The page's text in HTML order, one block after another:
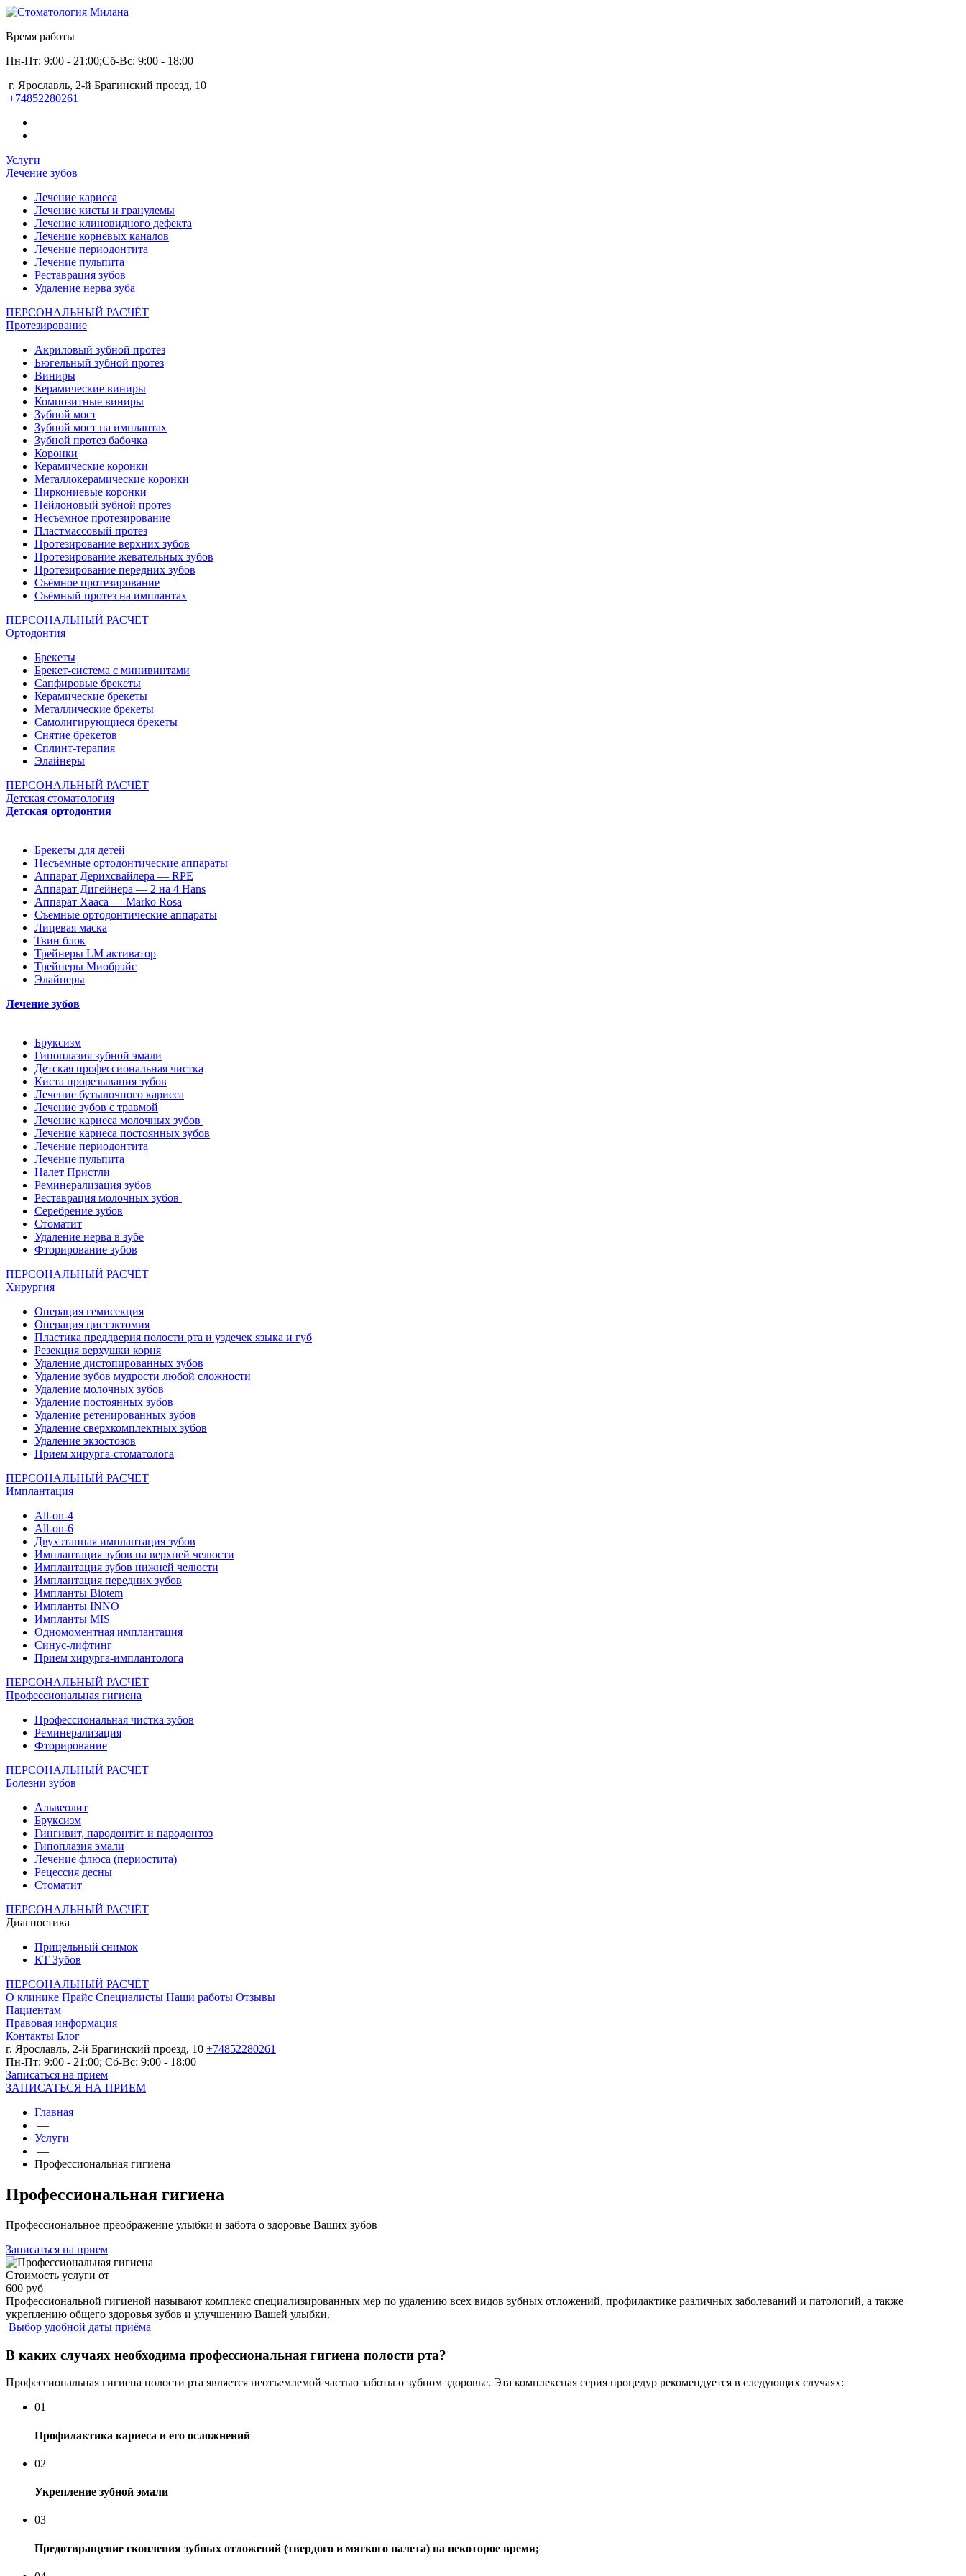
Время работы
Пн-Пт: 9:00 - 21:00;Сб-Вс: 9:00 - 18:00
г. Ярославль, 2-й Брагинский проезд, 10
+74852280261
Услуги
Лечение зубов
Лечение кариеса
Лечение кисты и гранулемы
Лечение клиновидного дефекта
Лечение корневых каналов
Лечение периодонтита
Лечение пульпита
Реставрация зубов
Удаление нерва зуба
ПЕРСОНАЛЬНЫЙ РАСЧЁТ
Протезирование
Акриловый зубной протез
Бюгельный зубной протез
Виниры
Керамические виниры
Композитные виниры
Зубной мост
Зубной мост на имплантах
Зубной протез бабочка
Коронки
Керамические коронки
Металлокерамические коронки
Циркониевые коронки
Нейлоновый зубной протез
Несъемное протезирование
Пластмассовый протез
Протезирование верхних зубов
Протезирование жевательных зубов
Протезирование передних зубов
Съёмное протезирование
Съёмный протез на имплантах
ПЕРСОНАЛЬНЫЙ РАСЧЁТ
Ортодонтия
Брекеты
Брекет-система с минивинтами
Сапфировые брекеты
Керамические брекеты
Металлические брекеты
Самолигирующиеся брекеты
Снятие брекетов
Сплинт-терапия
Элайнеры
ПЕРСОНАЛЬНЫЙ РАСЧЁТ
Детская стоматология
Детская ортодонтия
Брекеты для детей
Несъемные ортодонтические аппараты
Аппарат Дерихсвайлера — RPE
Аппарат Дигейнера — 2 на 4 Hans
Аппарат Хааса — Marko Rosa
Съемные ортодонтические аппараты
Лицевая маска
Твин блок
Трейнеры LM активатор
Трейнеры Миобрэйс
Элайнеры
Лечение зубов
Бруксизм
Гипоплазия зубной эмали
Детская профессиональная чистка
Киста прорезывания зубов
Лечение бутылочного кариеса
Лечение зубов с травмой
Лечение кариеса молочных зубов
Лечение кариеса постоянных зубов
Лечение периодонтита
Лечение пульпита
Налет Пристли
Реминерализация зубов
Реставрация молочных зубов
Серебрение зубов
Стоматит
Удаление нерва в зубе
Фторирование зубов
ПЕРСОНАЛЬНЫЙ РАСЧЁТ
Хирургия
Операция гемисекция
Операция цистэктомия
Пластика преддверия полости рта и уздечек языка и губ
Резекция верхушки корня
Удаление дистопированных зубов
Удаление зубов мудрости любой сложности
Удаление молочных зубов
Удаление постоянных зубов
Удаление ретенированных зубов
Удаление сверхкомплектных зубов
Удаление экзостозов
Прием хирурга-стоматолога
ПЕРСОНАЛЬНЫЙ РАСЧЁТ
Имплантация
All-on-4
All-on-6
Двухэтапная имплантация зубов
Имплантация зубов на верхней челюсти
Имплантация зубов нижней челюсти
Имплантация передних зубов
Импланты Biotem
Импланты INNO
Импланты MIS
Одномоментная имплантация
Синус-лифтинг
Прием хирурга-имплантолога
ПЕРСОНАЛЬНЫЙ РАСЧЁТ
Профессиональная гигиена
Профессиональная чистка зубов
Реминерализация
Фторирование
ПЕРСОНАЛЬНЫЙ РАСЧЁТ
Болезни зубов
Альвеолит
Бруксизм
Гингивит, пародонтит и пародонтоз
Гипоплазия эмали
Лечение флюса (периостита)
Рецессия десны
Стоматит
ПЕРСОНАЛЬНЫЙ РАСЧЁТ
Диагностика
Прицельный снимок
КТ Зубов
ПЕРСОНАЛЬНЫЙ РАСЧЁТ
О клинике Прайс Специалисты Наши работы Отзывы
Пациентам
Правовая информация
Контакты Блог
г. Ярославль, 2-й Брагинский проезд, 10 +74852280261
Пн-Пт: 9:00 - 21:00; Сб-Вс: 9:00 - 18:00
Записаться на прием
ЗАПИСАТЬСЯ НА ПРИЕМ
Главная
—
Услуги
—
Профессиональная гигиена
Профессиональная гигиена
Профессиональное преображение улыбки и забота о здоровье Ваших зубов
Записаться на прием
Стоимость услуги от
600 руб
Профессиональной гигиеной называют комплекс специализированных мер по удалению всех видов зубных отложений, профилактике различных заболеваний и патологий, а также
укреплению общего здоровья зубов и улучшению Вашей улыбки.
Выбор удобной даты приёма
В каких случаях необходима профессиональная гигиена полости рта?
Профессиональная гигиена полости рта является неотъемлемой частью заботы о зубном здоровье. Эта комплексная серия процедур рекомендуется в следующих случаях:
01
Профилактика кариеса и его осложнений
02
Укрепление зубной эмали
03
Предотвращение скопления зубных отложений (твердого и мягкого налета) на некоторое время;